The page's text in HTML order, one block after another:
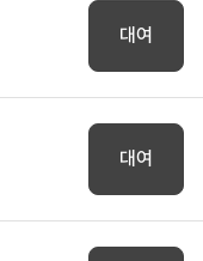
대여
대여